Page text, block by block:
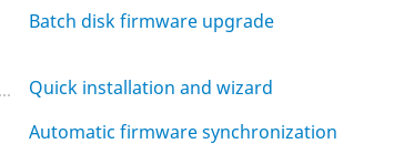
Batch disk firmware upgrade
Quick installation and wizard
Automatic firmware synchronization